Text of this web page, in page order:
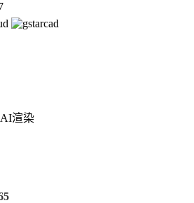
AI渲染